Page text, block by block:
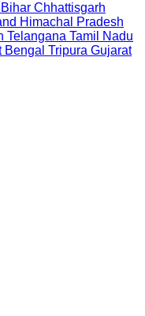
Bihar Chhattisgarh
Himachal Pradesh
Telangana Tamil Nadu
Bengal Tripura Gujarat